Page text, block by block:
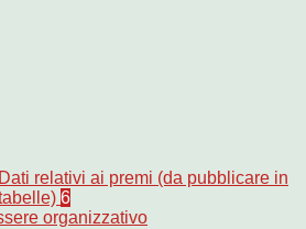
Dati relativi ai premi (da pubblicare in
6
organizzativo